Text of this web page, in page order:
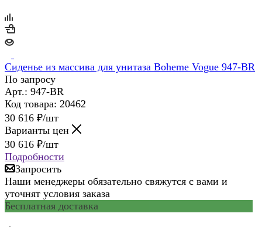
Сиденье из массива для унитаза Boheme Vogue 947-BR
По запросу
Арт.: 947-BR
Код товара: 20462
30 616 ₽/шт
Варианты цен
30 616 ₽/шт
Подробности
Запросить
Наши менеджеры обязательно свяжутся с вами и
уточнят условия заказа
Бесплатная доставка